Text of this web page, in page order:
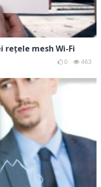
rețele mesh Wi-Fi
0 463